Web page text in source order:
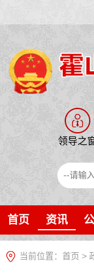
领导之
首页 资讯
当前位置： 首页 >